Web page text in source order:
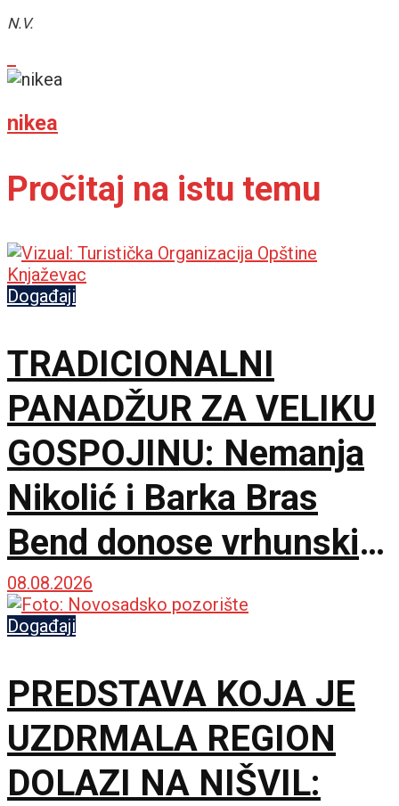
N.V.
nikea
Pročitaj na istu temu
Događaji
TRADICIONALNI
PANADŽUR ZA VELIKU
GOSPOJINU: Nemanja
Nikolić i Barka Bras
Bend donose vrhunski
provod u Jalovik Izvor
08.08.2026
Događaji
PREDSTAVA KOJA JE
UZDRMALA REGION
DOLAZI NA NIŠVIL: